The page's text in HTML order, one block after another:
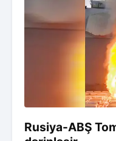
Rusiya-ABŞ